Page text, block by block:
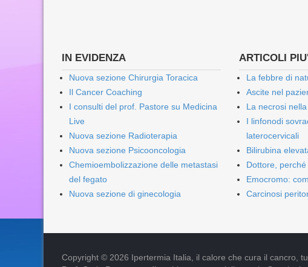
IN EVIDENZA
Nuova sezione Chirurgia Toracica
Il Cancer Coaching
I consulti del prof. Pastore su Medicina
Live
Nuova sezione Radioterapia
Nuova sezione Psicooncologia
Chemioembolizzazione delle metastasi
del fegato
Nuova sezione di ginecologia
ARTICOLI
La febbre di
Ascite nel
La necrosi
I linfonodi
laterocervicali
Bilirubina
Dottore,
Emocromo:
Carcinosi
Copyright © 2026 Ipertermia Italia, il calore che cura il cancro,